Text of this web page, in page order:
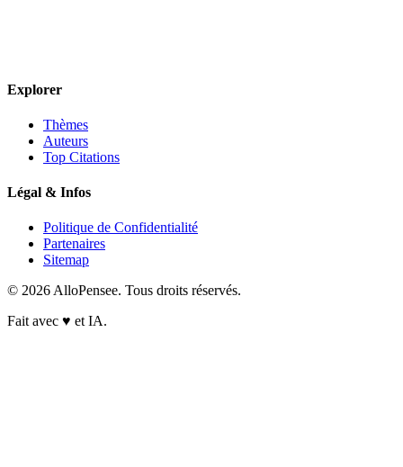
Explorer
Thèmes
Auteurs
Top Citations
Légal & Infos
Politique de Confidentialité
Partenaires
Sitemap
© 2026 AlloPensee. Tous droits réservés.
Fait avec ♥ et IA.